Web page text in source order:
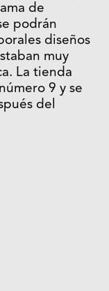
de
podrán
diseños
muy
La tienda
9 y se
del